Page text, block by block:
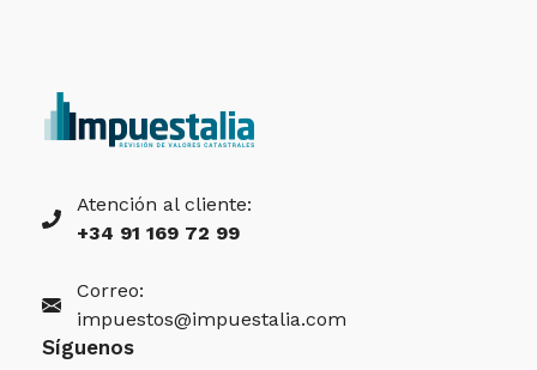
Atención al cliente:
+34 91 169 72 99
Correo:
impuestos@impuestalia.com
Síguenos